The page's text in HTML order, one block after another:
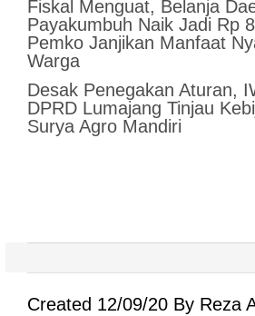
Fiskal Menguat, Belanja
Payakumbuh Naik Jadi Rp
Pemko Janjikan Manfaat
Warga
Desak Penegakan Aturan,
DPRD Lumajang Tinjau
Surya Agro Mandiri
Created 12/09/20 By Reza